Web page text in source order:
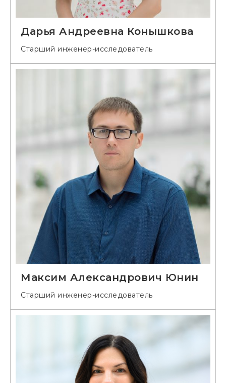
Дарья Андреевна Конышкова
Старший инженер-исследователь
Максим Александрович Юнин
Старший инженер-исследователь